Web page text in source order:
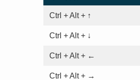
Ctrl + Alt + ↑
Ctrl + Alt + ↓
Ctrl + Alt + ←
Ctrl + Alt + →